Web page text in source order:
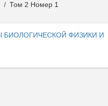
/ Том 2 Номер 1
БИОЛОГИЧЕСКОЙ ФИЗИКИ И